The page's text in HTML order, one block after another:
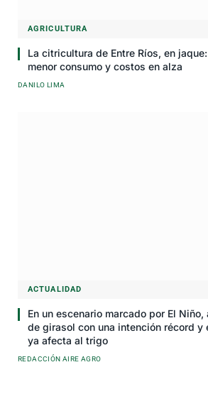
AGRICULTURA
La citricultura de Entre Ríos, en
menor consumo y costos en alza
DANILO LIMA
ACTUALIDAD
En un escenario marcado por El
de girasol con una intención récord y
ya afecta al trigo
REDACCIÓN AIRE AGRO